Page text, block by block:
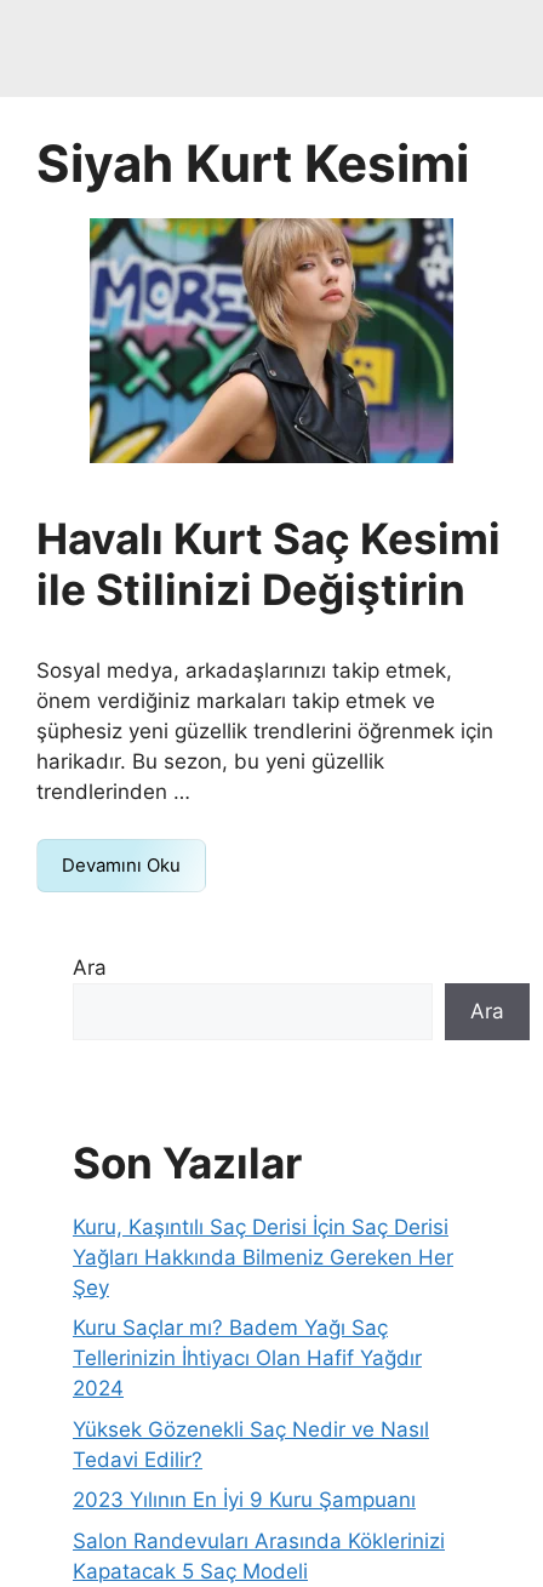
Siyah Kurt Kesimi
Havalı Kurt Saç Kesimi
ile Stilinizi Değiştirin
Sosyal medya, arkadaşlarınızı takip etmek,
önem verdiğiniz markaları takip etmek ve
şüphesiz yeni güzellik trendlerini öğrenmek için
harikadır. Bu sezon, bu yeni güzellik
trendlerinden …
Devamını Oku
Ara
Ara
Son Yazılar
Kuru, Kaşıntılı Saç Derisi İçin Saç Derisi
Yağları Hakkında Bilmeniz Gereken Her
Şey
Kuru Saçlar mı? Badem Yağı Saç
Tellerinizin İhtiyacı Olan Hafif Yağdır
2024
Yüksek Gözenekli Saç Nedir ve Nasıl
Tedavi Edilir?
2023 Yılının En İyi 9 Kuru Şampuanı
Salon Randevuları Arasında Köklerinizi
Kapatacak 5 Saç Modeli